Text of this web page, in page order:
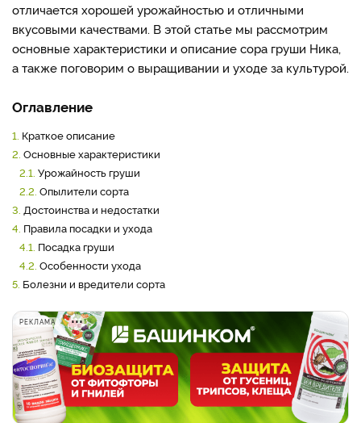
отличается хорошей урожайностью и отличными
вкусовыми качествами. В этой статье мы рассмотрим
основные характеристики и описание сора груши Ника,
а также поговорим о выращивании и уходе за культурой.
Оглавление
1. Краткое описание
2. Основные характеристики
2.1. Урожайность груши
2.2. Опылители сорта
3. Достоинства и недостатки
4. Правила посадки и ухода
4.1. Посадка груши
4.2. Особенности ухода
5. Болезни и вредители сорта
РЕКЛАМА